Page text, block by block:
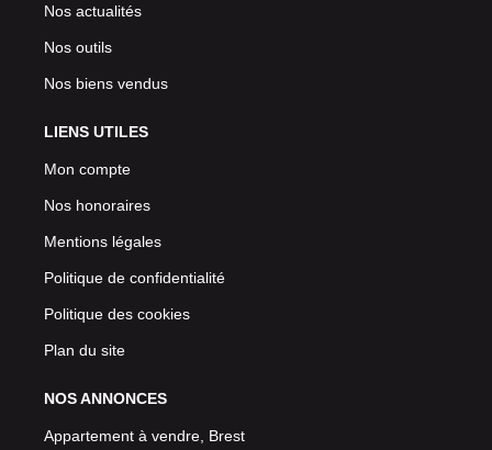
Nos actualités
Nos outils
Nos biens vendus
LIENS UTILES
Mon compte
Nos honoraires
Mentions légales
Politique de confidentialité
Politique des cookies
Plan du site
NOS ANNONCES
Appartement à vendre, Brest